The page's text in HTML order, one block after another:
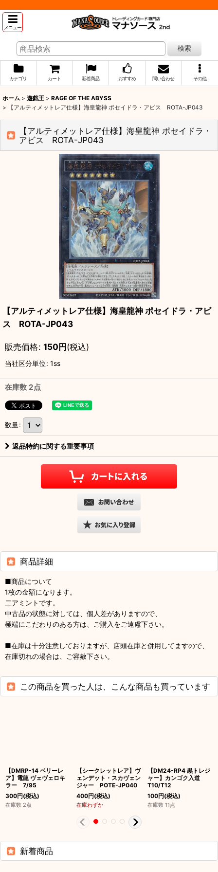
メニュー
検索
カテゴリ カート 新着商品 おすすめ 問い合わせ その他
ホーム > 遊戯王 > RAGE OF THE ABYSS
>
【アルティメットレア仕様】海皇龍神 ポセイドラ・アビス ROTA-JP043
【アルティメットレア仕様】海皇龍神 ポセイドラ・
アビス ROTA-JP043
【アルティメットレア仕様】海皇龍神 ポセイドラ・アビ
ス ROTA-JP043
販売価格: 150円(税込)
当社区分単位: 1ss
在庫数 2点
数量:
返品特約に関する重要事項
商品詳細
■商品について
1枚の金額になります。
二アミントです。
中古品の状態に対しては、個人差がありますので、
極端にこだわりのある方は、ご購入をご遠慮下さい。
■在庫は十分注意しておりますが、店頭在庫と併用してますので、
在庫切れの場合は、ご容赦下さい。
この商品を買った人は、こんな商品も買っています
【DMRP-14 ベリーレ
ア】電龍 ヴェヴェロキ
ラー 7/95
300円(税込)
在庫数 2点
【シークレットレア】ヴ
ェンデット・スカヴェン
ジャー POTE-JP040
400円(税込)
在庫わずか
【DM24-RP4 黒トレジ
ャー】カンゴク入道
T10/T12
100円(税込)
在庫数 11点
新着商品